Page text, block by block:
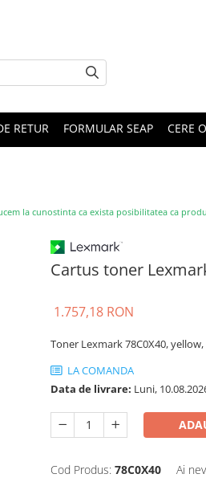
RETUR FORMULAR SEAP CERE
la cunostinta ca exista posibilitatea ca
Cartus toner
1.757,18 RON
Toner Lexmark 78C0X40,
LA COMANDA
Data de livrare: Luni,
Cod Produs: 78C0X40 Ai